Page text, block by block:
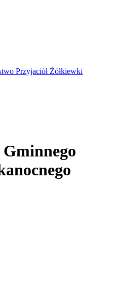
Przyjaciół Żółkiewki